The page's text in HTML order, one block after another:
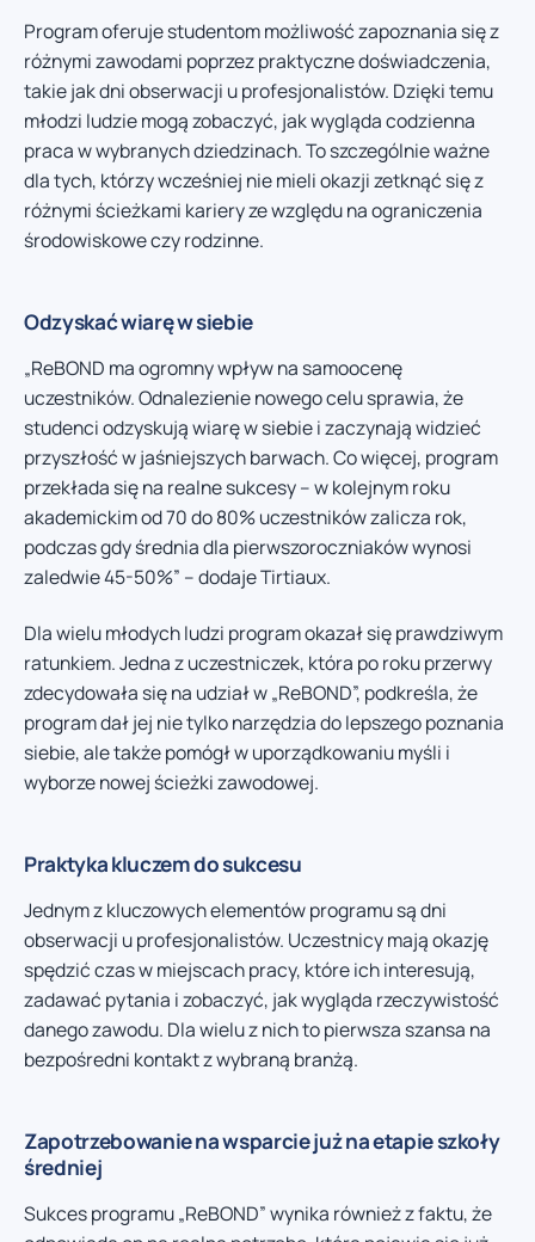
Program oferuje studentom możliwość zapoznania się z
różnymi zawodami poprzez praktyczne doświadczenia,
takie jak dni obserwacji u profesjonalistów. Dzięki temu
młodzi ludzie mogą zobaczyć, jak wygląda codzienna
praca w wybranych dziedzinach. To szczególnie ważne
dla tych, którzy wcześniej nie mieli okazji zetknąć się z
różnymi ścieżkami kariery ze względu na ograniczenia
środowiskowe czy rodzinne.
Odzyskać wiarę w siebie
„ReBOND ma ogromny wpływ na samoocenę
uczestników. Odnalezienie nowego celu sprawia, że
studenci odzyskują wiarę w siebie i zaczynają widzieć
przyszłość w jaśniejszych barwach. Co więcej, program
przekłada się na realne sukcesy – w kolejnym roku
akademickim od 70 do 80% uczestników zalicza rok,
podczas gdy średnia dla pierwszoroczniaków wynosi
zaledwie 45-50%” – dodaje Tirtiaux.
Dla wielu młodych ludzi program okazał się prawdziwym
ratunkiem. Jedna z uczestniczek, która po roku przerwy
zdecydowała się na udział w „ReBOND”, podkreśla, że
program dał jej nie tylko narzędzia do lepszego poznania
siebie, ale także pomógł w uporządkowaniu myśli i
wyborze nowej ścieżki zawodowej.
Praktyka kluczem do sukcesu
Jednym z kluczowych elementów programu są dni
obserwacji u profesjonalistów. Uczestnicy mają okazję
spędzić czas w miejscach pracy, które ich interesują,
zadawać pytania i zobaczyć, jak wygląda rzeczywistość
danego zawodu. Dla wielu z nich to pierwsza szansa na
bezpośredni kontakt z wybraną branżą.
Zapotrzebowanie na wsparcie już na etapie szkoły
średniej
Sukces programu „ReBOND” wynika również z faktu, że